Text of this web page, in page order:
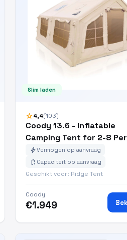
Slim laden
star4,4(103)
Coody 13.6 - Inflatable
Camping Tent for 2-8
boltVermogen op aanvraag
battery_charging_full Capaciteit op aanvraag
Geschikt voor: Ridge Tent
Coody
€1.949